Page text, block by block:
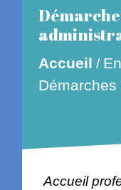
Accueil /
Accueil